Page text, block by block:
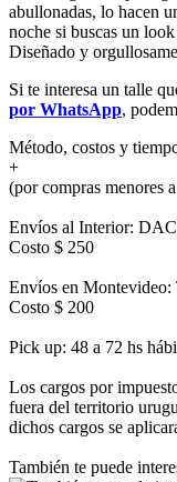
abullonadas, lo hacen
noche si buscas un
Diseñado y
Si te interesa un talle
por WhatsApp,
Método, costos y
+
(por compras menores
Envíos al Interior:
Costo $ 250
Envíos en Montevideo:
Costo $ 200
Pick up: 48 a 72 hs
Los cargos por
fuera del territorio
dichos cargos se
También te puede